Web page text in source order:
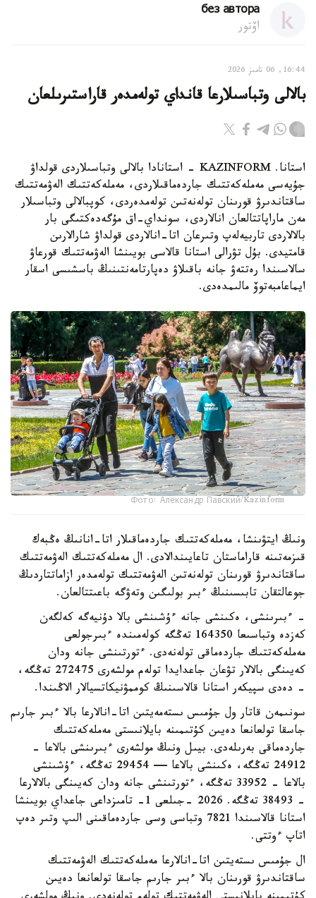
без автора
اۆتور
16:44, 06 تامىز 2026
بالالى وتباسىلارعا قانداي تولەمدەر قاراستىرىلعان
استانا. KAZINFORM - استانادا بالالى وتباسىلاردى قولداۋ
جۇيەسى مەملەكەتتىك جاردەماقىلاردى، مەملەكەتتىك الەۋمەتتىك
ساقتاندىرۋ قورىنان تولەنەتىن تولەمدەردى، كوپبالالى وتباسىلار
مەن ماراپاتتالعان انالاردى، سونداي-اق مۇگەدەكتىگى بار
بالالاردى تاربيەلەپ وتىرعان اتا-انالاردى قولداۋ شارالارىن
قامتيدى. بۇل تۋرالى استانا قالاسى بويىنشا الەۋمەتتىك قورعاۋ
سالاسىندا رەتتەۋ جانە باقىلاۋ دەپارتامەنتىنىڭ باسشىسى اسقار
ايماعامبەتوۆ مالىمدەدى.
Фото: Александр Павский/Kazinform
ونىڭ ايتۋىنشا، مەملەكەتتىك جاردەماقىلار اتا-انانىڭ ەڭبەك
قىزمەتىنە قاراماستان تاعايىندالادى. ال مەملەكەتتىك الەۋمەتتىك
ساقتاندىرۋ قورىنان تولەنەتىن الەۋمەتتىك تولەمدەر ازاماتتاردىڭ
جوعالتقان تابىسىنىڭ ءبىر بولىگىن وتەۋگە باعىتتالعان.
- ءبىرىنشى، ەكىنشى جانە ءۇشىنشى بالا دۇنيەگە كەلگەن
كەزدە وتباسىعا 164350 تەڭگە كولەمىندە ءبىرجولعى
مەملەكەتتىك جاردەماقى تولەنەدى. ءتورتىنشى جانە ودان
كەيىنگى بالالار تۋعان جاعدايدا تولەم مولشەرى 272475 تەڭگە،
- دەدى سپيكەر استانا قالاسىنىڭ كوممۋنيكاتسيالار الاڭىندا.
سونىمەن قاتار ول جۇمىس ىستەمەيتىن اتا-انالارعا بالا ءبىر جارىم
جاسقا تولعانعا دەيىن كۇتىمىنە بايلانىستى مەملەكەتتىك
جاردەماقى بەرىلەدى. بيىل ونىڭ مولشەرى ءبىرىنشى بالاعا -
24912 تەڭگە، ەكىنشى بالاعا — 29454 تەڭگە، ءۇشىنشى
بالاعا - 33952 تەڭگە، ءتورتىنشى جانە ودان كەيىنگى بالالارعا
- 38493 تەڭگە. 2026 -جىلعى 1- تامىزداعى جاعداي بويىنشا
استانا قالاسىندا 7821 وتباسى وسى جاردەماقىنى الىپ وتىر دەپ
اتاپ ءوتتى.
ال جۇمىس ىستەيتىن اتا-انالارعا مەملەكەتتىك الەۋمەتتىك
ساقتاندىرۋ قورىنان بالا ءبىر جارىم جاسقا تولعانعا دەيىن